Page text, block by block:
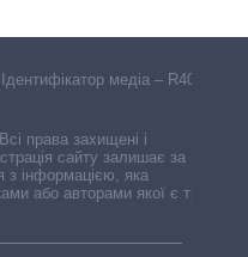
медіа – R40-
Всі права захищені і
сайту залишає за
з інформацією, яка
або авторами якої є треті